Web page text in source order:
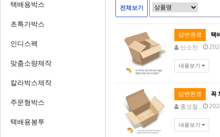
택배용박스
초특가박스
인디스팩
맞춤소량제작
칼라박스제작
주문형박스
택배용봉투
전체보기
답변완료
택
신소진
내용보기
답변완료
꼭
홍성철
내용보기